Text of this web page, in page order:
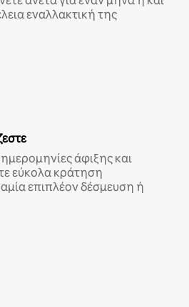
εναλλακτική της
ημερομηνίες άφιξης και
εύκολα κράτηση
επιπλέον δέσμευση ή